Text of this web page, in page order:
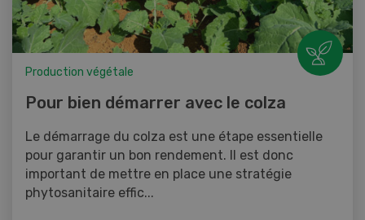
Production végétale
Pour bien démarrer avec le colza
Le démarrage du colza est une étape essentielle
pour garantir un bon rendement. Il est donc
important de mettre en place une stratégie
phytosanitaire effic...